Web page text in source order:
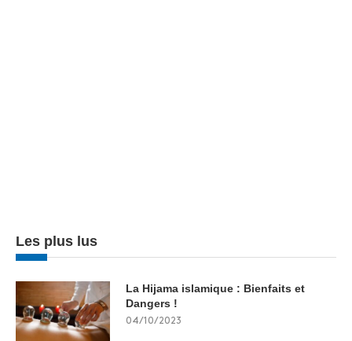
Les plus lus
La Hijama islamique : Bienfaits et
Dangers !
04/10/2023